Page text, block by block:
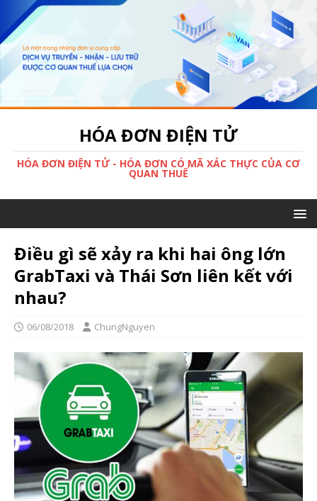
HÓA ĐƠN ĐIỆN TỬ
HÓA ĐƠN ĐIỆN TỬ - HÓA ĐƠN CÓ MÃ XÁC THỰC CỦA CƠ
QUAN THUẾ
Điều gì sẽ xảy ra khi hai ông lớn
GrabTaxi và Thái Sơn liên kết với
nhau?
06/08/2018 ChungNguyen